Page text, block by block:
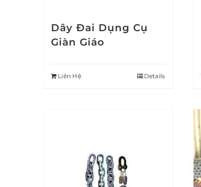
Dây Đai Dụng Cụ
Giàn Giáo
Liên Hệ Details